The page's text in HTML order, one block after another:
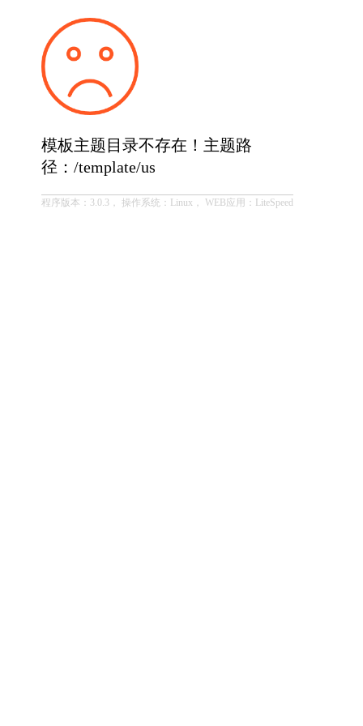
模板主题目录不存在！主题路
径：/template/us
程序版本：3.0.3， 操作系统：Linux， WEB应用：LiteSpeed